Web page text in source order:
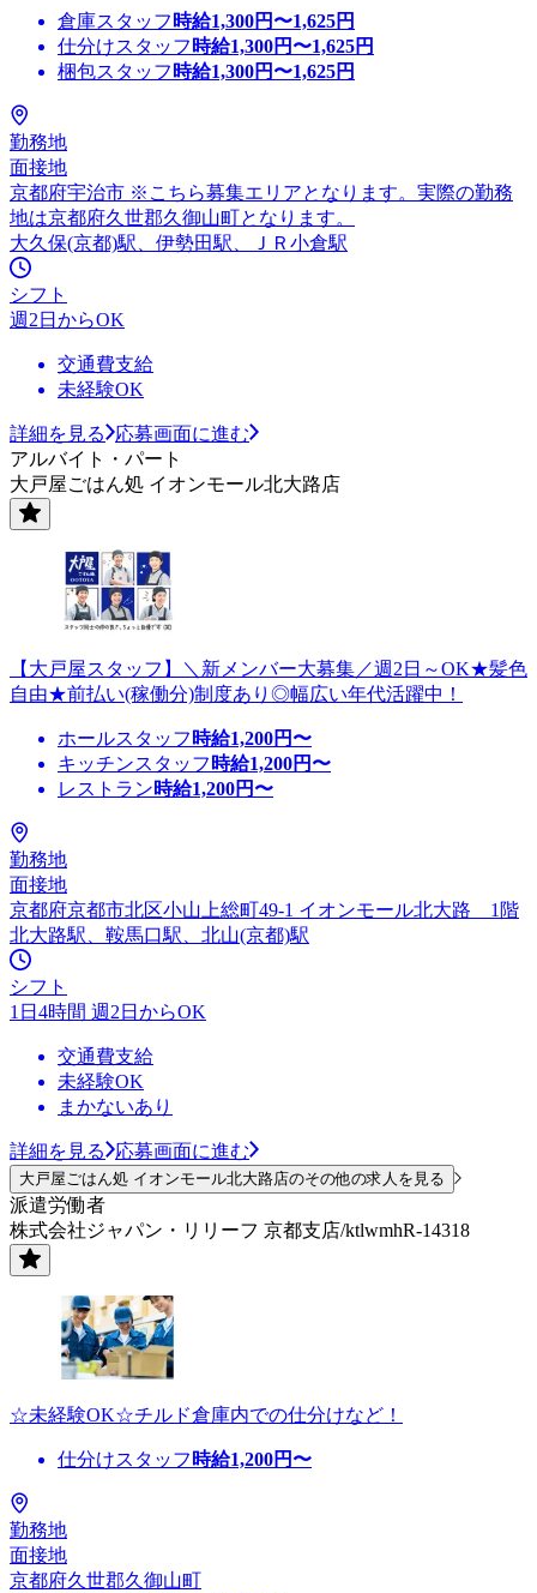
倉庫スタッフ 時給1,300円〜1,625円
仕分けスタッフ 時給1,300円〜1,625円
梱包スタッフ 時給1,300円〜1,625円
勤務地
面接地
京都府宇治市 ※こちら募集エリアとなります。実際の勤務
地は京都府久世郡久御山町となります。
大久保(京都)駅、伊勢田駅、ＪＲ小倉駅
シフト
週2日からOK
交通費支給
未経験OK
詳細を見る
応募画面に進む
アルバイト・パート
大戸屋ごはん処 イオンモール北大路店
【大戸屋スタッフ】＼新メンバー大募集／週2日～OK★髪色
自由★前払い(稼働分)制度あり◎幅広い年代活躍中！
ホールスタッフ 時給1,200円〜
キッチンスタッフ 時給1,200円〜
レストラン時給1,200円〜
勤務地
面接地
京都府京都市北区小山上総町49-1 イオンモール北大路 1階
北大路駅、鞍馬口駅、北山(京都)駅
シフト
1日4時間 週2日からOK
交通費支給
未経験OK
まかないあり
詳細を見る 応募画面に進む
大戸屋ごはん処 イオンモール北大路店のその他の求人を見る
派遣労働者
株式会社ジャパン・リリーフ 京都支店/ktlwmhR-14318
☆未経験OK☆チルド倉庫内での仕分けなど！
仕分けスタッフ 時給1,200円〜
勤務地
面接地
京都府久世郡久御山町